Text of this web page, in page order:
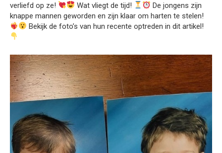
verliefd op ze!
Wat vliegt de tijd!
De jongens zijn
knappe mannen geworden en zijn klaar om harten te stelen!
Bekijk de foto’s van hun recente optreden in dit artikel!